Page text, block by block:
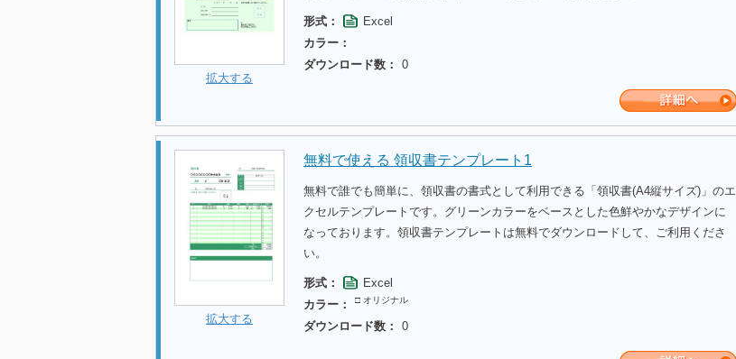
拡大する
形式：
Excel
カラー：
ダウンロード数：
0
拡大する
無料で使える 領収書テンプレート1
無料で誰でも簡単に、領収書の書式として利用できる「領収書(A4縦サイズ)」のエ
クセルテンプレートです。グリーンカラーをベースとした色鮮やかなデザインに
なっております。領収書テンプレートは無料でダウンロードして、ご利用くださ
い。
形式：
Excel
カラー：
□ オリジナル
ダウンロード数： 0